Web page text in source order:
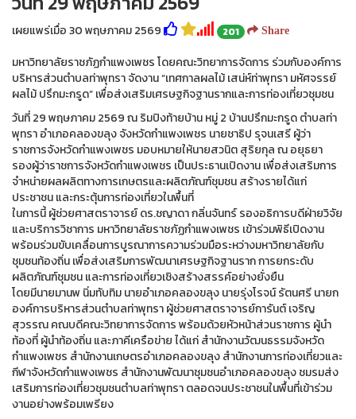
เผยแพร่เมื่อ 30 พฤษภาคม 2569 201 Share
มหาวิทยาลัยราชภัฏกำแพงเพชร โดยคณะวิทยาการจัดการ ร่วมกับองค์การ
บริหารส่วนตำบลท่าพุทรา จัดงาน “เทศกาลผลไม้ เสน่ห์ท่าพุทรา มหัศจรรย์
ผลไม้ ปรึกมะกรูด” เพื่อส่งเสริมเศรษฐกิจฐานรากและการท่องเที่ยวชุมชน
วันที่ 29 พฤษภาคม 2569 ณ ริมปิงท้ายบ้าน หมู่ 2 บ้านปรึกมะกรูด ตำบลท่า
พุทรา อำเภอคลองขลุง จังหวัดกำแพงเพชร นายชาธิป รุจนเสรี ผู้ว่า
ราชการจังหวัดกำแพงเพชร มอบหมายให้นายสวนิต สุริยกุล ณ อยุธยา
รองผู้ว่าราชการจังหวัดกำแพงเพชร เป็นประธานเปิดงาน เพื่อส่งเสริมการ
จำหน่ายผลผลิตทางการเกษตรและผลิตภัณฑ์ชุมชน สร้างรายได้แก่
ประชาชน และกระตุ้นการท่องเที่ยวในพื้นที่
ในการนี้ ผู้ช่วยศาสตราจารย์ ดร.ชญาดา กลิ่นจันทร์ รองอธิการบดีฝ่ายวิจัย
และบริการวิชาการ มหาวิทยาลัยราชภัฏกำแพงเพชร เข้าร่วมพิธีเปิดงาน
พร้อมร่วมขับเคลื่อนการบูรณาการความร่วมมือระหว่างมหาวิทยาลัยกับ
ชุมชนท้องถิ่น เพื่อส่งเสริมการพัฒนาเศรษฐกิจฐานราก การยกระดับ
ผลิตภัณฑ์ชุมชน และการท่องเที่ยวเชิงสร้างสรรค์อย่างยั่งยืน
โดยมีนายมานพ นิ่มทับทิม นายอำเภอคลองขลุง นายรุ่งโรจน์ รัตนศรี นายก
องค์การบริหารส่วนตำบลท่าพุทรา ผู้ช่วยศาสตราจารย์การันต์ เจริญ
สุวรรณ คณบดีคณะวิทยาการจัดการ พร้อมด้วยหัวหน้าส่วนราชการ ผู้นำ
ท้องที่ ผู้นำท้องถิ่น และภาคีเครือข่าย ได้แก่ สำนักงานวัฒนธรรมจังหวัด
กำแพงเพชร สำนักงานเกษตรอำเภอคลองขลุง สำนักงานการท่องเที่ยวและ
กีฬาจังหวัดกำแพงเพชร สำนักงานพัฒนาชุมชนอำเภอคลองขลุง ชมรมส่ง
เสริมการท่องเที่ยวชุมชนตำบลท่าพุทรา ตลอดจนประชาชนในพื้นที่เข้าร่วม
งานอย่างพร้อมเพรียง